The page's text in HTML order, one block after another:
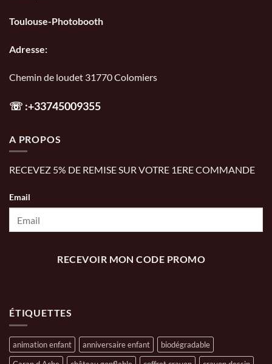
Toulouse-Photobooth
Adresse:
Chemin de loudet 31770 Colomiers
☏ :+33745009355
A PROPOS
RECEVEZ 5% DE REMISE SUR VOTRE 1ERE COMMANDE
Email
RECEVOIR MON CODE PROMO
ÉTIQUETTES
animation enfant anniversaire enfant
biodégradable